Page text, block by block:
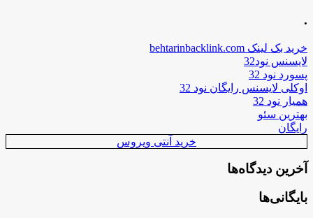
.
خرید بک لینک behtarinbacklink.com
لایسنس نود32
پسورد نود 32
اوکلی لایسنس رایگان نود 32
همیار نود 32
بهترین سئو
رایگان
خرید آنتی ویروس
آخرین دیدگاه‌ها
بایگانی‌ها